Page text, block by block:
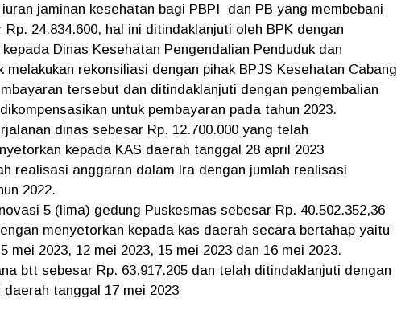
jaminan kesehatan bagi PBPI dan PB yang membebani
24.834.600, hal ini ditindaklanjuti oleh BPK dengan
Dinas Kesehatan Pengendalian Penduduk dan
melakukan rekonsiliasi dengan pihak BPJS Kesehatan Cabang
tersebut dan ditindaklanjuti dengan pengembalian
untuk pembayaran pada tahun 2023.
dinas sebesar Rp. 12.700.000 yang telah
kepada KAS daerah tanggal 28 april 2023
realisasi anggaran dalam lra dengan jumlah realisasi
2022.
5 (lima) gedung Puskesmas sebesar Rp. 40.502.352,36
menyetorkan kepada kas daerah secara bertahap yaitu
mei 2023, 12 mei 2023, 15 mei 2023 dan 16 mei 2023.
btt sebesar Rp. 63.917.205 dan telah ditindaklanjuti dengan
tanggal 17 mei 2023